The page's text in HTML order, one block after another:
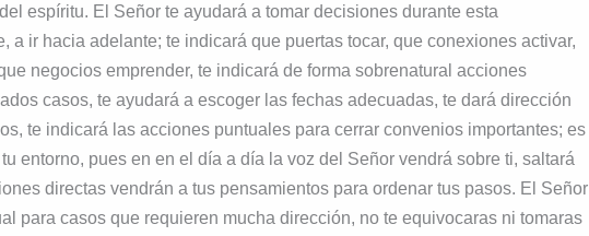
espíritu. El Señor te ayudará a tomar decisiones durante esta
a ir hacia adelante; te indicará que puertas tocar, que conexiones activar,
negocios emprender, te indicará de forma sobrenatural acciones
casos, te ayudará a escoger las fechas adecuadas, te dará dirección
te indicará las acciones puntuales para cerrar convenios importantes; es
entorno, pues en en el día a día la voz del Señor vendrá sobre ti, saltará
directas vendrán a tus pensamientos para ordenar tus pasos. El Señor
para casos que requieren mucha dirección, no te equivocaras ni tomaras